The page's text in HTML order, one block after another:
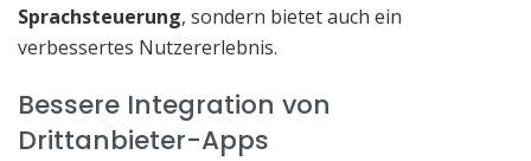
Sprachsteuerung, sondern bietet auch ein
verbessertes Nutzererlebnis.
Bessere Integration von
Drittanbieter-Apps